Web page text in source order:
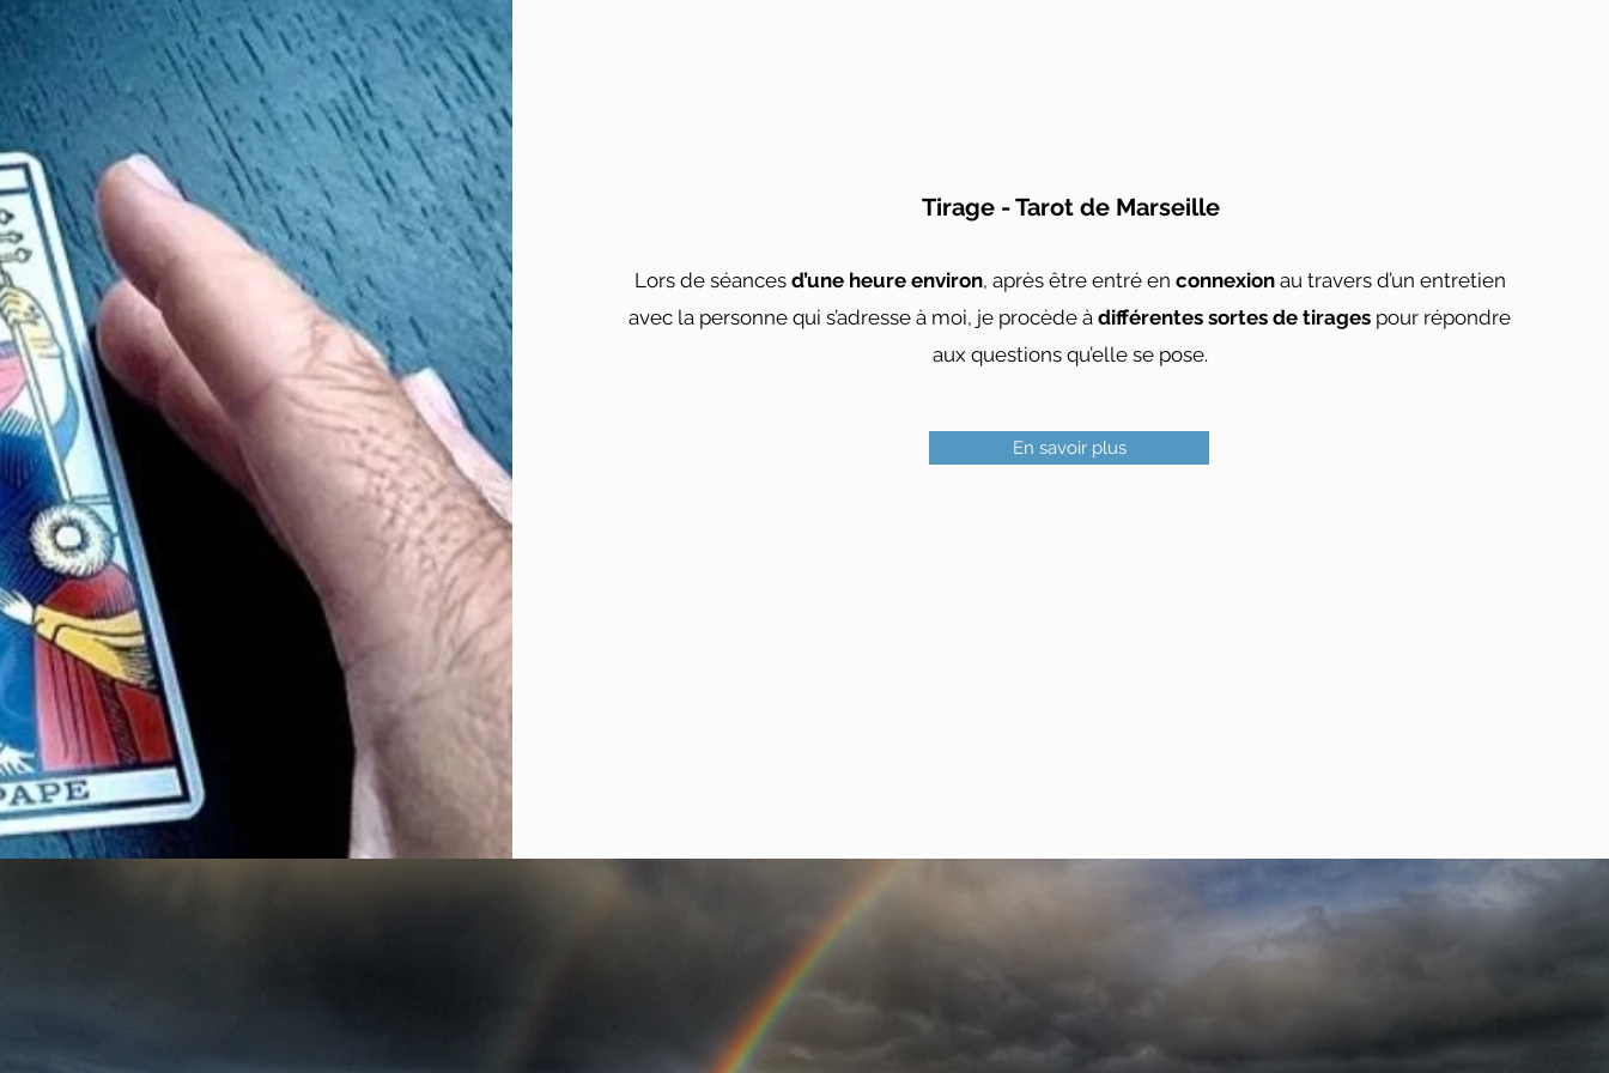
Tirage - Tarot de Marseille
Lors de séances d’une heure environ, après être entré en connexion au travers d’un entretien
avec la personne qui s’adresse à moi, je procède à différentes sortes de tirages pour répondre
aux questions qu’elle se pose.
En savoir plus